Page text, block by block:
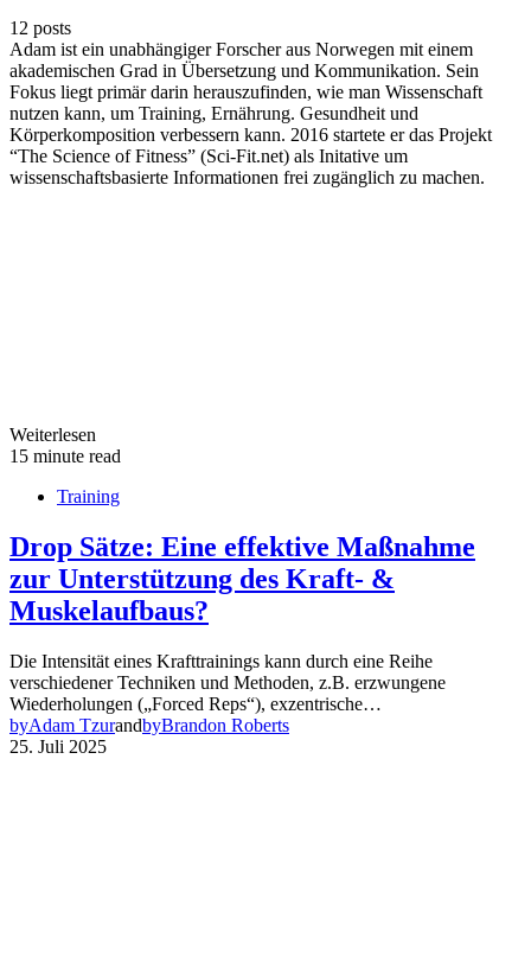
12 posts
Adam ist ein unabhängiger Forscher aus Norwegen mit einem
akademischen Grad in Übersetzung und Kommunikation. Sein
Fokus liegt primär darin herauszufinden, wie man Wissenschaft
nutzen kann, um Training, Ernährung. Gesundheit und
Körperkomposition verbessern kann. 2016 startete er das Projekt
“The Science of Fitness” (Sci-Fit.net) als Initative um
wissenschaftsbasierte Informationen frei zugänglich zu machen.
Weiterlesen
15 minute read
Training
Drop Sätze: Eine effektive Maßnahme
zur Unterstützung des Kraft- &
Muskelaufbaus?
Die Intensität eines Krafttrainings kann durch eine Reihe
verschiedener Techniken und Methoden, z.B. erzwungene
Wiederholungen („Forced Reps“), exzentrische…
byAdam TzurandbyBrandon Roberts
25. Juli 2025